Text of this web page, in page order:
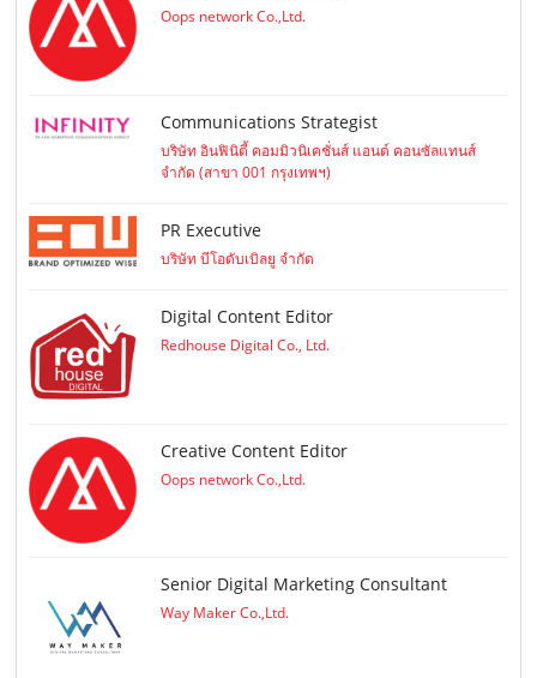
Oops network Co.,Ltd.
Communications Strategist
บริษัท อินฟินิตี้ คอมมิวนิเคชั่นส์ แอนด์ คอนซัลแทนส์
จำกัด (สาขา 001 กรุงเทพฯ)
PR Executive
บริษัท บีโอดับเบิลยู จำกัด
Digital Content Editor
Redhouse Digital Co., Ltd.
Creative Content Editor
Oops network Co.,Ltd.
Senior Digital Marketing Consultant
Way Maker Co.,Ltd.